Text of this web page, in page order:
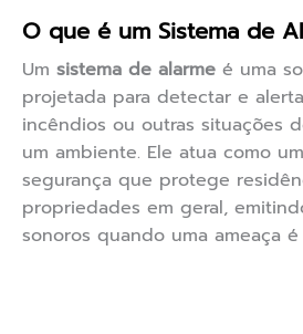
O que é um Sistema de
Um sistema de alarme é uma
projetada para detectar e
incêndios ou outras situações
um ambiente. Ele atua como
segurança que protege
propriedades em geral,
sonoros quando uma ameaça